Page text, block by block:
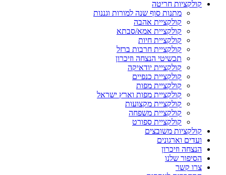
קולקציות חריטה
מתנות סוף שנה למורות וגננות
קולקציית אהבה
קולקציית אמא/סבתא
קולקציית חיות
קולקציית חרבות ברזל
תכשיטי הנצחה וזיכרון
קולקציית יודאיקה
קולקציית כנפיים
קולקציית מפות
קולקציית מפות וארץ ישראל
קולקציית מקצועות
קולקציית משפחה
קולקציית ספורט
קולקציות משובצים
ועדים וארגונים
הנצחה וזיכרון
הסיפור שלנו
צרו קשר